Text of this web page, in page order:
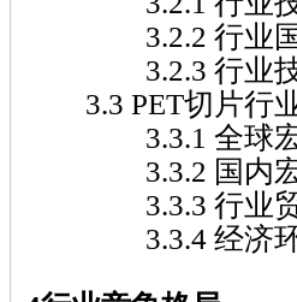
3.2.2 行业国
3.2.3 行业技
3.3 PET切片行
3.3.1 全球宏
3.3.2 国内宏
3.3.3 行业贸
3.3.4 经济环境